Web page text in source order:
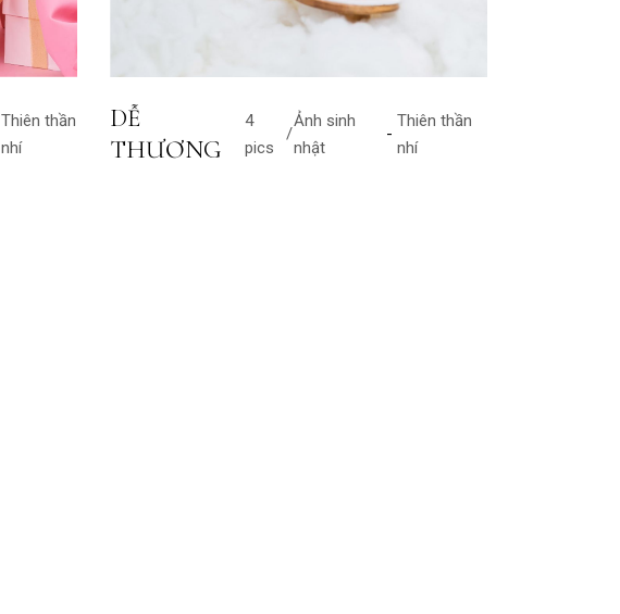
Thiên thần
nhí
DỄ
THƯƠNG
4
pics
Ảnh sinh
nhật
Thiên thần
nhí